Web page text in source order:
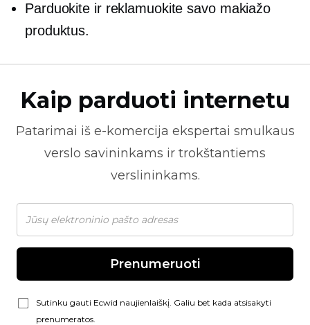
Parduokite ir reklamuokite savo makiažo
produktus.
Kaip parduoti internetu
Patarimai iš e-komercija ekspertai smulkaus
verslo savininkams ir trokštantiems
verslininkams.
Prenumeruoti
Sutinku gauti Ecwid naujienlaiškį. Galiu bet kada atsisakyti
prenumeratos.